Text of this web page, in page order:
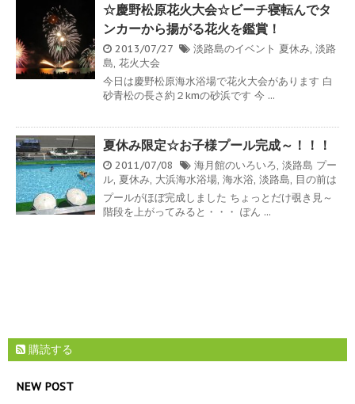
☆慶野松原花火大会☆ビーチ寝転んでタ
ンカーから揚がる花火を鑑賞！
2013/07/27 淡路島のイベント 夏休み, 淡路
島, 花火大会
今日は慶野松原海水浴場で花火大会があります 白
砂青松の長さ約２kmの砂浜です 今 ...
夏休み限定☆お子様プール完成～！！！
2011/07/08 海月館のいろいろ, 淡路島 プー
ル, 夏休み, 大浜海水浴場, 海水浴, 淡路島, 目の前は
プールがほぼ完成しました ちょっとだけ覗き見～
階段を上がってみると・・・ ぽん ...
購読する
NEW POST